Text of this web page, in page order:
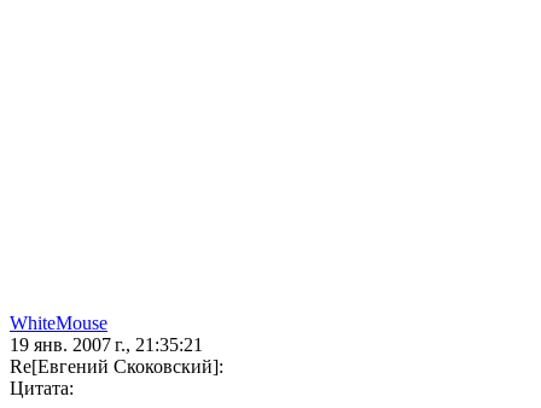
WhiteMouse
19 янв. 2007 г., 21:35:21
Re[Евгений Скоковский]:
Цитата: